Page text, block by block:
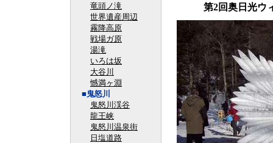
竜頭ノ滝
世界遺産周辺
霧降高原
戦場ガ原
湯滝
いろは坂
大谷川
憾満ヶ淵
■鬼怒川
鬼怒川渓谷
龍王峡
鬼怒川温泉街
日塩道路
第2回奥日光ウ